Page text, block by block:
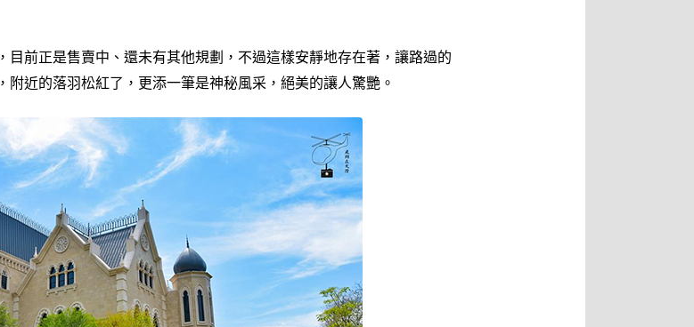
目前正是售賣中、還未有其他規劃，不過這樣安靜地存在著，讓路過的
近的落羽松紅了，更添一筆是神秘風采，絕美的讓人驚艷。